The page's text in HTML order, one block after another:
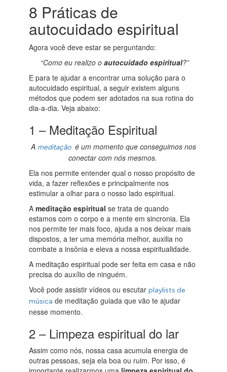
8 Práticas de
autocuidado espiritual
Agora você deve estar se perguntando:
“Como eu realizo o autocuidado espiritual?”
E para te ajudar a encontrar uma solução para o
autocuidado espiritual, a seguir existem alguns
métodos que podem ser adotados na sua rotina do
dia-a-dia. Veja abaixo:
1 – Meditação Espiritual
A meditaçãoé um momento que conseguimos nos
conectar com nós mesmos.
Ela nos permite entender qual o nosso propósito de
vida, a fazer reflexões e principalmente nos
estimular a olhar para o nosso lado espiritual.
Ameditação espiritual se trata de quando
estamos com o corpo e a mente em sincronia. Ela
nos permite ter mais foco, ajuda a nos deixar mais
dispostos, a ter uma memória melhor, auxilia no
combate a insônia e eleva a nossa espiritualidade.
A meditação espiritual pode ser feita em casa e não
precisa do auxílio de ninguém.
Você pode assistir vídeos ou escutarplaylists de
música de meditação guiada que vão te ajudar
nesse momento.
2 – Limpeza espiritual do lar
Assim como nós, nossa casa acumula energia de
outras pessoas, seja ela boa ou ruim. Por isso, é